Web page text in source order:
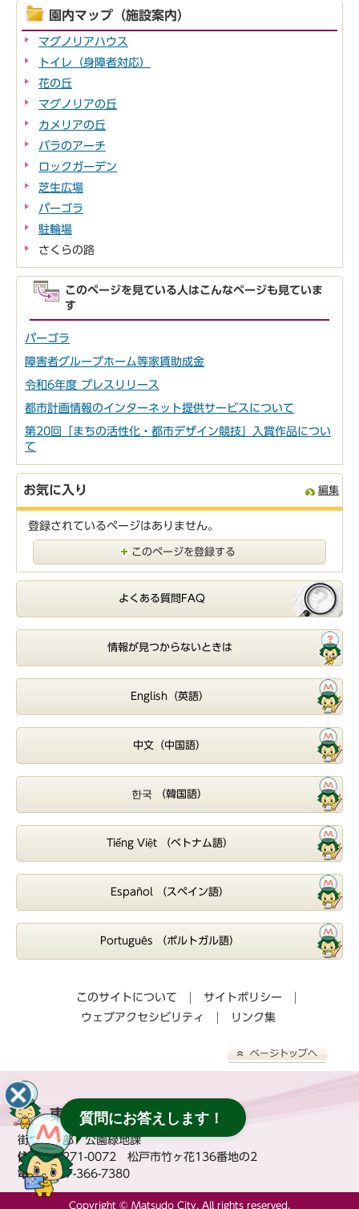
園内マップ（施設案内）
マグノリアハウス
トイレ（身障者対応）
花の丘
マグノリアの丘
カメリアの丘
バラのアーチ
ロックガーデン
芝生広場
パーゴラ
駐輪場
さくらの路
このページを見ている人はこんなページも見ていま
す
パーゴラ
障害者グループホーム等家賃助成金
令和6年度 プレスリリース
都市計画情報のインターネット提供サービスについて
第20回「まちの活性化・都市デザイン競技」入賞作品につい
て
お気に入り 編集
登録されているページはありません。
このページを登録する
よくある質問FAQ
情報が見つからないときは
English（英語）
中文（中国語）
한국 （韓国語）
Tiếng Việt （ベトナム語）
Español （スペイン語）
Português （ポルトガル語）
このサイトについて
サイトポリシー
ウェブアクセシビリティ
リンク集
東松戸ゆいの花公園
街づくり部 公園緑地課
住所：〒271-0072 松戸市竹ヶ花136番地の2
電話：047-366-7380
Copyright © Matsudo City, All rights reserved.
質問にお答えします！